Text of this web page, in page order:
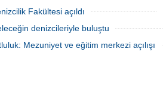
Fakültesi açıldı
denizcileriyle buluştu
Mezuniyet ve eğitim merkezi açılışı